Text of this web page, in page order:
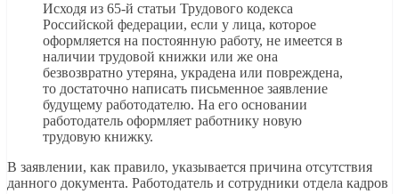
Исходя из 65-й статьи Трудового кодекса
Российской федерации, если у лица, которое
оформляется на постоянную работу, не имеется в
наличии трудовой книжки или же она
безвозвратно утеряна, украдена или повреждена,
то достаточно написать письменное заявление
будущему работодателю. На его основании
работодатель оформляет работнику новую
трудовую книжку.
В заявлении, как правило, указывается причина отсутствия
данного документа. Работодатель и сотрудники отдела кадров